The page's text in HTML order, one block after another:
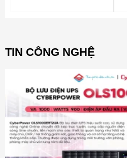
TIN CÔNG NGHỆ